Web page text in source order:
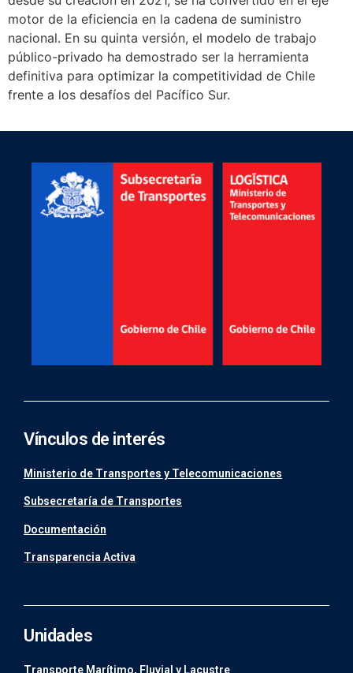
motor de la eficiencia en la cadena de suministro
nacional. En su quinta versión, el modelo de trabajo
público-privado ha demostrado ser la herramienta
definitiva para optimizar la competitividad de Chile
frente a los desafíos del Pacífico Sur.
Vínculos de interés
Ministerio de Transportes y Telecomunicaciones
Subsecretaría de Transportes
Documentación
Transparencia Activa
Unidades
Transporte Marítimo, Fluvial y Lacustre